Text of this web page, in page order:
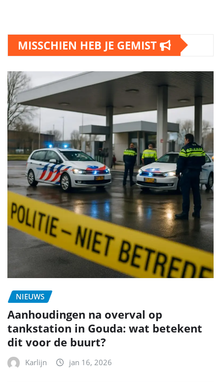
MISSCHIEN HEB JE GEMIST
NIEUWS
Aanhoudingen na overval op
tankstation in Gouda: wat betekent
dit voor de buurt?
Karlijn jan 16, 2026